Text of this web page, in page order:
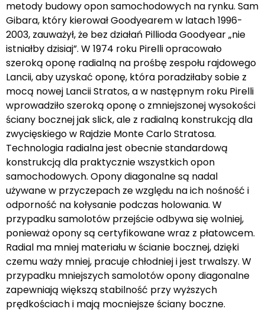
metody budowy opon samochodowych na rynku. Sam
Gibara, który kierował Goodyearem w latach 1996-
2003, zauważył, że bez działań Pillioda Goodyear „nie
istniałby dzisiaj”. W 1974 roku Pirelli opracowało
szeroką oponę radialną na prośbę zespołu rajdowego
Lancii, aby uzyskać oponę, która poradziłaby sobie z
mocą nowej Lancii Stratos, a w następnym roku Pirelli
wprowadziło szeroką oponę o zmniejszonej wysokości
ściany bocznej jak slick, ale z radialną konstrukcją dla
zwycięskiego w Rajdzie Monte Carlo Stratosa.
Technologia radialna jest obecnie standardową
konstrukcją dla praktycznie wszystkich opon
samochodowych. Opony diagonalne są nadal
używane w przyczepach ze względu na ich nośność i
odporność na kołysanie podczas holowania. W
przypadku samolotów przejście odbywa się wolniej,
ponieważ opony są certyfikowane wraz z płatowcem.
Radial ma mniej materiału w ścianie bocznej, dzięki
czemu waży mniej, pracuje chłodniej i jest trwalszy. W
przypadku mniejszych samolotów opony diagonalne
zapewniają większą stabilność przy wyższych
prędkościach i mają mocniejsze ściany boczne.